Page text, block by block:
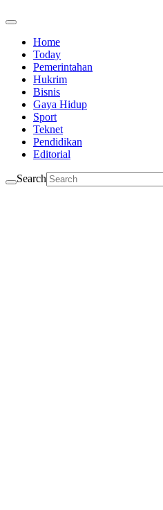
Home
Today
Pemerintahan
Hukrim
Bisnis
Gaya Hidup
Sport
Teknet
Pendidikan
Editorial
Search